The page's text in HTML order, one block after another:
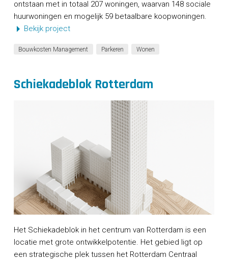
ontstaan met in totaal 207 woningen, waarvan 148 sociale
huurwoningen en mogelijk 59 betaalbare koopwoningen.
Bekijk project
Bouwkosten Management Parkeren Wonen
Schiekadeblok Rotterdam
Het Schiekadeblok in het centrum van Rotterdam is een
locatie met grote ontwikkelpotentie. Het gebied ligt op
een strategische plek tussen het Rotterdam Centraal